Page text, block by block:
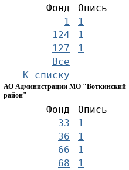
Фонд
Опись
1
1
124
1
127
1
Все
К списку
АО Администрации МО "Воткинский
район"
Фонд
Опись
33
1
36
1
66
1
68
1